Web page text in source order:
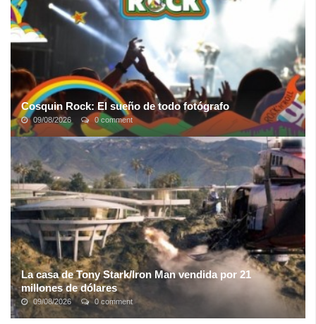
Cosquin Rock: El sueño de todo fotógrafo
09/08/2026 0 comment
Tomamos casi 2.500 fotos durante los dos días y aquí les
resumimos lo más interesante de nuestro trabajo; porque el
Cosquin Rock
Montevideo no fue ...
La casa de Tony Stark/Iron Man vendida por 21
millones de dólares
09/08/2026 0 comment
El Razor House, la casa en donde "vivía" Tony Stark/Iron Man ha